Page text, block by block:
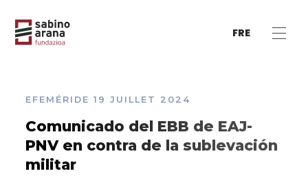
FRE
EFEMÉRIDE 19 JUILLET 2024
Comunicado del EBB de EAJ-
PNV en contra de la sublevación
militar